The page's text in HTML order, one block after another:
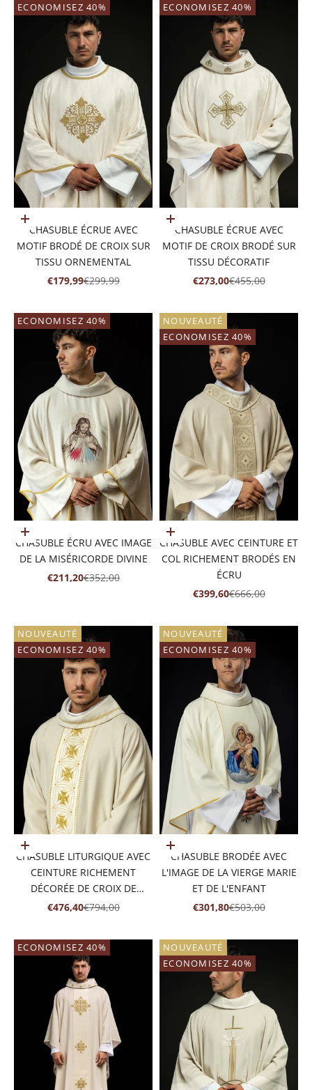
ECONOMISEZ 40%
Ajouter au panier
CHASUBLE ÉCRUE AVEC
MOTIF BRODÉ DE CROIX SUR
TISSU ORNEMENTAL
PRIX DE VENTE
€179,99PRIX NORMAL
€299,99
ECONOMISEZ 40%
Ajouter au panier
CHASUBLE ÉCRUE AVEC
MOTIF DE CROIX BRODÉ SUR
TISSU DÉCORATIF
PRIX DE VENTE
€273,00PRIX NORMAL
€455,00
ECONOMISEZ 40%
Ajouter au panier
CHASUBLE ÉCRU AVEC IMAGE
DE LA MISÉRICORDE DIVINE
PRIX DE VENTE
€211,20PRIX NORMAL
€352,00
NOUVEAUTÉ
ECONOMISEZ 40%
Ajouter au panier
CHASUBLE AVEC CEINTURE ET
COL RICHEMENT BRODÉS EN
ÉCRU
PRIX DE VENTE
€399,60PRIX NORMAL
€666,00
NOUVEAUTÉ
ECONOMISEZ 40%
Ajouter au panier
CHASUBLE LITURGIQUE AVEC
CEINTURE RICHEMENT
DÉCORÉE DE CROIX DE
COULEUR ÉCRUE
PRIX DE VENTE
€476,40PRIX NORMAL
€794,00
NOUVEAUTÉ
ECONOMISEZ 40%
Ajouter au panier
CHASUBLE BRODÉE AVEC
L'IMAGE DE LA VIERGE MARIE
ET DE L'ENFANT
PRIX DE VENTE
€301,80PRIX NORMAL
€503,00
ECONOMISEZ 40%
NOUVEAUTÉ
ECONOMISEZ 40%